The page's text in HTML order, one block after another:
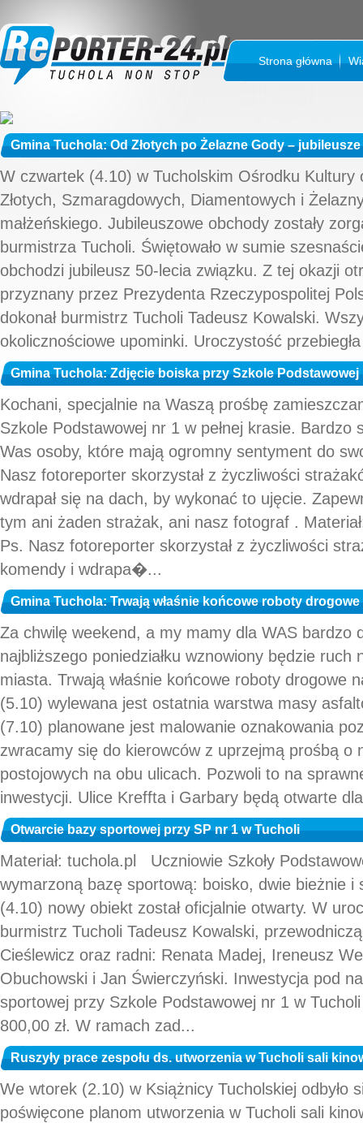
Strona główna
Gmina Tuchola: Od Złotych po Żelazne Gody – jubileusze
W czwartek (4.10) w Tucholskim Ośrodku Kultury
Złotych, Szmaragdowych, Diamentowych i
małżeńskiego. Jubileuszowe obchody zostały
burmistrza Tucholi. Świętowało w sumie
obchodzi jubileusz 50-lecia związku. Z tej okazji
przyznany przez Prezydenta Rzeczypospolitej
dokonał burmistrz Tucholi Tadeusz Kowalski.
okolicznościowe upominki. Uroczystość
Gmina Tuchola: Zdjęcie boiska przy Szkole Podstawowej
Kochani, specjalnie na Waszą prośbę
Szkole Podstawowej nr 1 w pełnej krasie. Bardzo
Was osoby, które mają ogromny sentyment do
Nasz fotoreporter skorzystał z życzliwości
wdrapał się na dach, by wykonać to ujęcie.
tym ani żaden strażak, ani nasz fotograf .
Ps. Nasz fotoreporter skorzystał z życzliwości
komendy i wdrapa�...
Gmina Tuchola: Trwają właśnie końcowe roboty
Za chwilę weekend, a my mamy dla WAS bardzo
najbliższego poniedziałku wznowiony będzie ruch
miasta. Trwają właśnie końcowe roboty drogowe
(5.10) wylewana jest ostatnia warstwa masy
(7.10) planowane jest malowanie oznakowania
zwracamy się do kierowców z uprzejmą prośbą o
postojowych na obu ulicach. Pozwoli to na
inwestycji. Ulice Kreffta i Garbary będą otwarte
Otwarcie bazy sportowej przy SP nr 1 w Tucholi
Materiał: tuchola.pl Uczniowie Szkoły
wymarzoną bazę sportową: boisko, dwie bieżnie i
(4.10) nowy obiekt został oficjalnie otwarty. W
burmistrz Tucholi Tadeusz Kowalski,
Cieślewicz oraz radni: Renata Madej, Ireneusz
Obuchowski i Jan Świerczyński. Inwestycja pod
sportowej przy Szkole Podstawowej nr 1 w
800,00 zł. W ramach zad...
Ruszyły prace zespołu ds. utworzenia w Tucholi sali
We wtorek (2.10) w Książnicy Tucholskiej odbyło
poświęcone planom utworzenia w Tucholi sali